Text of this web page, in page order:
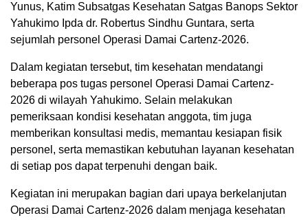
Yunus, Katim Subsatgas Kesehatan Satgas Banops Sektor
Yahukimo Ipda dr. Robertus Sindhu Guntara, serta
sejumlah personel Operasi Damai Cartenz-2026.
Dalam kegiatan tersebut, tim kesehatan mendatangi
beberapa pos tugas personel Operasi Damai Cartenz-
2026 di wilayah Yahukimo. Selain melakukan
pemeriksaan kondisi kesehatan anggota, tim juga
memberikan konsultasi medis, memantau kesiapan fisik
personel, serta memastikan kebutuhan layanan kesehatan
di setiap pos dapat terpenuhi dengan baik.
Kegiatan ini merupakan bagian dari upaya berkelanjutan
Operasi Damai Cartenz-2026 dalam menjaga kesehatan